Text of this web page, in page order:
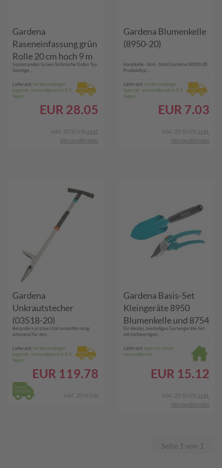
Gardena
Raseneinfassung grün
Rolle 20 cm hoch 9 m
lang (00540-20)
Gazonranden Groen Technische Daten Typ
Sonstige...
Lieferzeit: Im Versandlager
lagernd - versandbereit in 3-4
Tagen
EUR 28.05
inkl. 20 % USt zzgl.
Versandkosten
Gardena Blumenkelle
(8950-20)
Handkelle - 8cm - Stahl Gardena 08950-20.
Produkttyp:...
Lieferzeit: Im Versandlager
lagernd - versandbereit in 3-4
Tagen
EUR 7.03
inkl. 20 % USt zzgl.
Versandkosten
Gardena
Unkrautstecher
(03518-20)
Besonders präzise Unkrautentfernung,
schonend für den...
Lieferzeit: Im Versandlager
lagernd - versandbereit in 3-4
Tagen
EUR 119.78
inkl. 20 % USt
Gardena Basis-Set
Kleingeräte 8950
Blumenkelle und 8754
Gartenschere
Ein ideales zweiteiliges Gartengeräte-Set
mit hochwertigen...
Lieferzeit: lagernd, sofort
versandbereit
EUR 15.12
inkl. 20 % USt zzgl.
Versandkosten
Seite 1 von 1